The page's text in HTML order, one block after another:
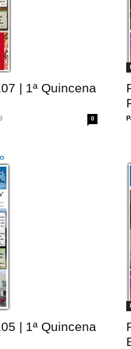
| 1ª Quincena
0
| 1ª Quincena